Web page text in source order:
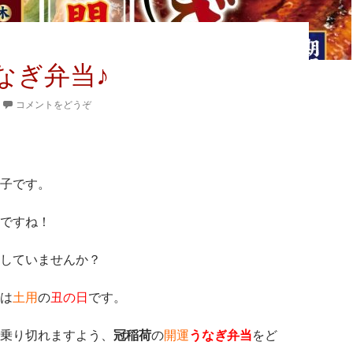
ぎ弁当♪
コメントをどうぞ
です。
すね！
ていませんか？
土用の丑の日です。
り切れますよう、 冠稲荷の開運うなぎ弁当をど